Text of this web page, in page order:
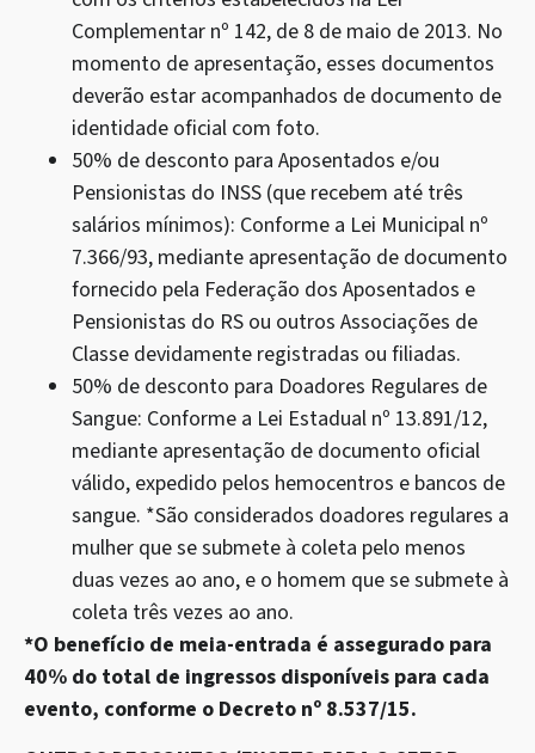
Complementar nº 142, de 8 de maio de 2013. No
momento de apresentação, esses documentos
deverão estar acompanhados de documento de
identidade oficial com foto.
50% de desconto para Aposentados e/ou
Pensionistas do INSS (que recebem até três
salários mínimos): Conforme a Lei Municipal nº
7.366/93, mediante apresentação de documento
fornecido pela Federação dos Aposentados e
Pensionistas do RS ou outros Associações de
Classe devidamente registradas ou filiadas.
50% de desconto para Doadores Regulares de
Sangue: Conforme a Lei Estadual nº 13.891/12,
mediante apresentação de documento oficial
válido, expedido pelos hemocentros e bancos de
sangue. *São considerados doadores regulares a
mulher que se submete à coleta pelo menos
duas vezes ao ano, e o homem que se submete à
coleta três vezes ao ano.
*O benefício de meia-entrada é assegurado para
40% do total de ingressos disponíveis para cada
evento, conforme o Decreto nº 8.537/15.